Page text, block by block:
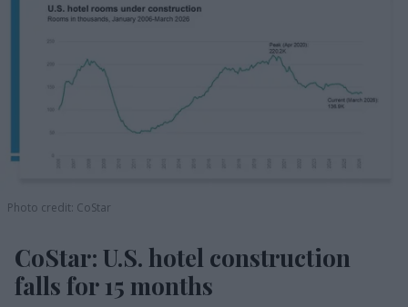
Photo credit: CoStar
CoStar: U.S. hotel construction
falls for 15 months